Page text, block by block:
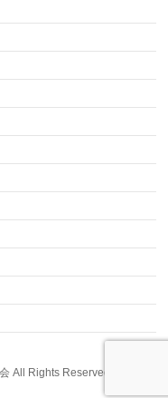
All Rights Reserved.